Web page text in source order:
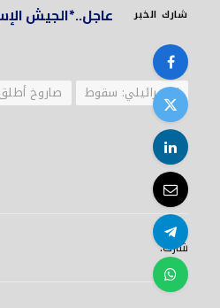
شارك الخبر عاجل..*الجيش
الإسرائيلي: سقوط صاروخ
شارك.